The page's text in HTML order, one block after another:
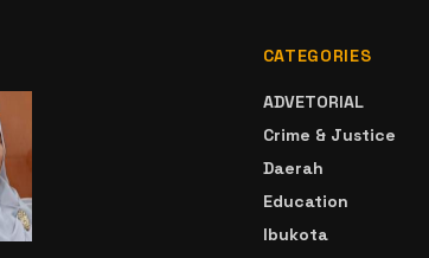
CATEGORIES
ADVETORIAL
Crime & Justice
Daerah
Education
Ibukota